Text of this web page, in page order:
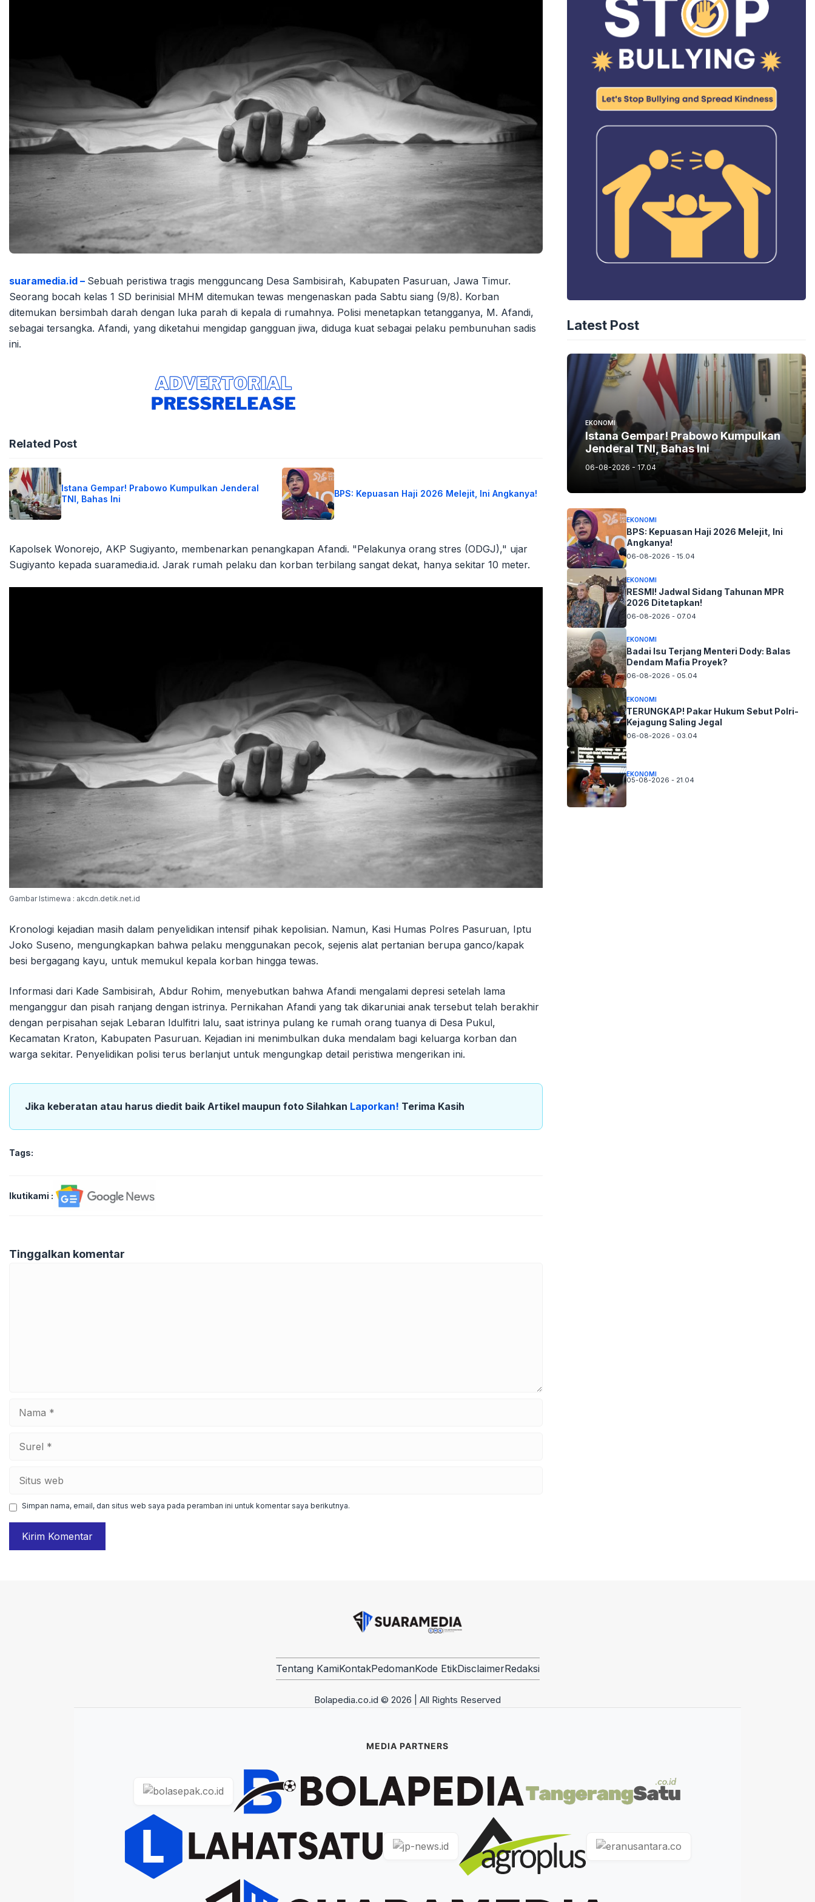
suaramedia.id – Sebuah peristiwa tragis mengguncang Desa Sambisirah, Kabupaten Pasuruan, Jawa Timur.
Seorang bocah kelas 1 SD berinisial MHM ditemukan tewas mengenaskan pada Sabtu siang (9/8). Korban
ditemukan bersimbah darah dengan luka parah di kepala di rumahnya. Polisi menetapkan tetangganya, M. Afandi,
sebagai tersangka. Afandi, yang diketahui mengidap gangguan jiwa, diduga kuat sebagai pelaku pembunuhan sadis
ini.
Related Post
Istana Gempar! Prabowo Kumpulkan Jenderal
TNI, Bahas Ini
BPS: Kepuasan Haji 2026 Melejit, Ini Angkanya!
Kapolsek Wonorejo, AKP Sugiyanto, membenarkan penangkapan Afandi. "Pelakunya orang stres (ODGJ)," ujar
Sugiyanto kepada suaramedia.id. Jarak rumah pelaku dan korban terbilang sangat dekat, hanya sekitar 10 meter.
Gambar Istimewa : akcdn.detik.net.id
Kronologi kejadian masih dalam penyelidikan intensif pihak kepolisian. Namun, Kasi Humas Polres Pasuruan, Iptu
Joko Suseno, mengungkapkan bahwa pelaku menggunakan pecok, sejenis alat pertanian berupa ganco/kapak
besi bergagang kayu, untuk memukul kepala korban hingga tewas.
Informasi dari Kade Sambisirah, Abdur Rohim, menyebutkan bahwa Afandi mengalami depresi setelah lama
menganggur dan pisah ranjang dengan istrinya. Pernikahan Afandi yang tak dikaruniai anak tersebut telah berakhir
dengan perpisahan sejak Lebaran Idulfitri lalu, saat istrinya pulang ke rumah orang tuanya di Desa Pukul,
Kecamatan Kraton, Kabupaten Pasuruan. Kejadian ini menimbulkan duka mendalam bagi keluarga korban dan
warga sekitar. Penyelidikan polisi terus berlanjut untuk mengungkap detail peristiwa mengerikan ini.
Jika keberatan atau harus diedit baik Artikel maupun foto Silahkan Laporkan! Terima Kasih
Tags:
Ikutikami :
Tinggalkan komentar
web
Simpan nama, email, dan situs web saya pada peramban ini untuk komentar saya berikutnya.
Latest Post
EKONOMI
Istana Gempar! Prabowo Kumpulkan
Jenderal TNI, Bahas Ini
06-08-2026 - 17.04
EKONOMI
BPS: Kepuasan Haji 2026 Melejit, Ini
Angkanya!
06-08-2026 - 15.04
EKONOMI
RESMI! Jadwal Sidang Tahunan MPR
2026 Ditetapkan!
06-08-2026 - 07.04
EKONOMI
Badai Isu Terjang Menteri Dody: Balas
Dendam Mafia Proyek?
06-08-2026 - 05.04
EKONOMI
TERUNGKAP! Pakar Hukum Sebut Polri-
Kejagung Saling Jegal
06-08-2026 - 03.04
EKONOMI
05-08-2026 - 21.04
Tentang KamiKontakPedomanKode EtikDisclaimerRedaksi
Bolapedia.co.id © 2026 | All Rights Reserved
MEDIA PARTNERS